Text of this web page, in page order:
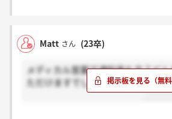
Matt さん (23卒)
メディカル営業で通知来た方？ど
ただけますでしょうか…？？